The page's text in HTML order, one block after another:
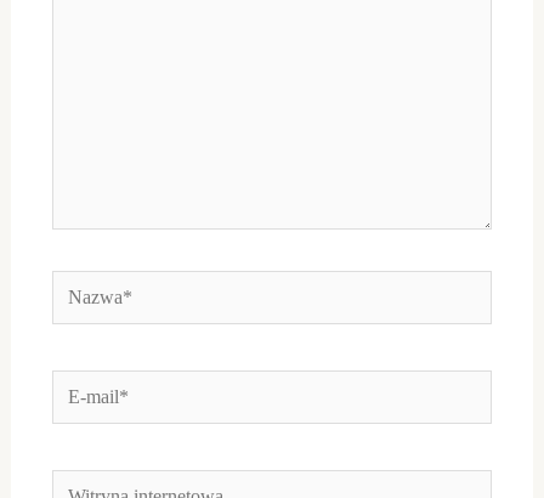
Nazwa*
E-
mail*
Witryna